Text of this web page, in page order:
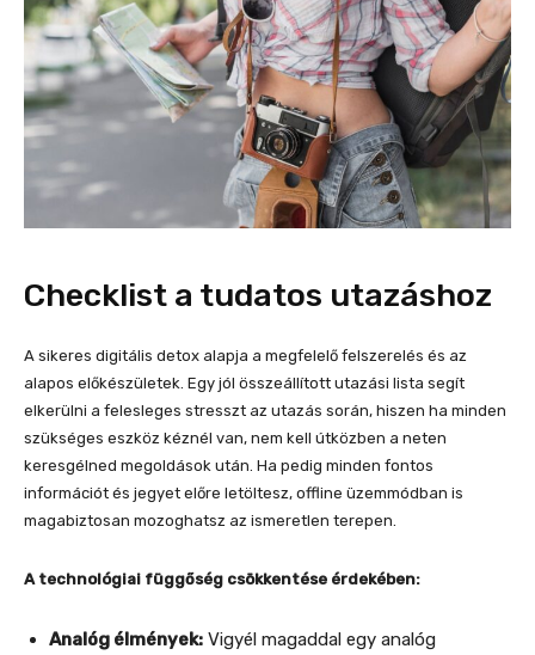
Checklist a tudatos utazáshoz
A sikeres digitális detox alapja a megfelelő felszerelés és az
alapos előkészületek. Egy jól összeállított utazási lista segít
elkerülni a felesleges stresszt az utazás során, hiszen ha minden
szükséges eszköz kéznél van, nem kell útközben a neten
keresgélned megoldások után. Ha pedig minden fontos
információt és jegyet előre letöltesz, offline üzemmódban is
magabiztosan mozoghatsz az ismeretlen terepen.
A technológiai függőség csökkentése érdekében:
Analóg élmények: Vigyél magaddal egy analóg